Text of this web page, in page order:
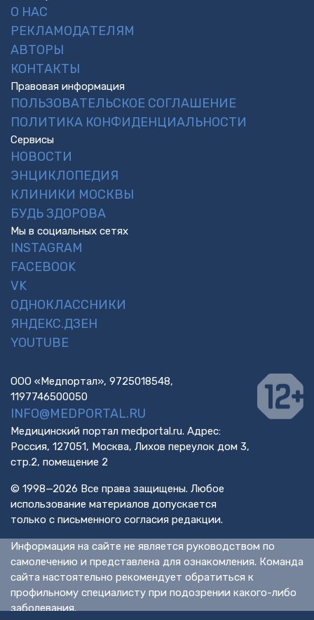
О НАС
РЕКЛАМОДАТЕЛЯМ
АВТОРЫ
КОНТАКТЫ
Правовая информация
ПОЛЬЗОВАТЕЛЬСКОЕ СОГЛАШЕНИЕ
ПОЛИТИКА КОНФИДЕНЦИАЛЬНОСТИ
Сервисы
НОВОСТИ
ЭНЦИКЛОПЕДИЯ
КЛИНИКИ МОСКВЫ
БУДЬ ЗДОРОВА
Мы в социальных сетях
INSTAGRAM
FACEBOOK
VK
ОДНОКЛАССНИКИ
ЯНДЕКС.ДЗЕН
YOUTUBE
ООО «Медпортал», 9725018548,
1197746500050
INFO@MEDPORTAL.RU
Медицинский портал medportal.ru. Адрес:
Россия, 127051, Москва, Лихов переулок дом 3,
стр.2, помещение 2
© 1998—2026 Все права защищены. Любое
использование материалов допускается
только с письменного согласия редакции.
Информация на сайте не является руководством по
самолечению и представлена для ознакомления. Команда
сайта настоятельно рекомендует обратиться к
профильному специалисту при подозрении какого-либо
заболевания.